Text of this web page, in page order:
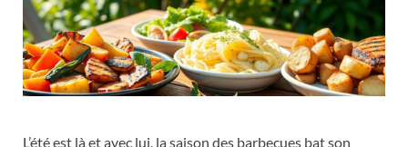
L’été est là et avec lui, la saison des barbecues bat son